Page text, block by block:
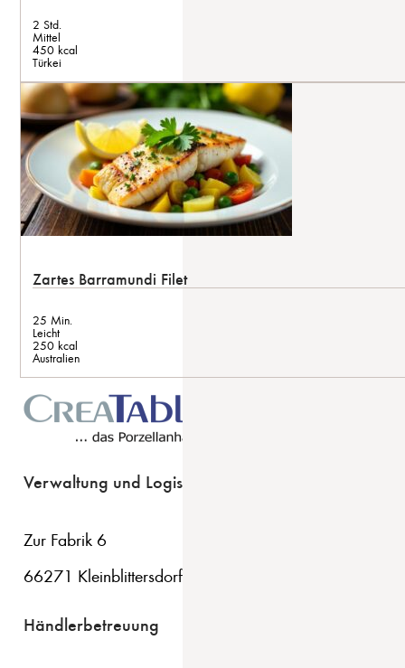
2 Std.
Mittel
450 kcal
Türkei
Zartes Barramundi Filet
25 Min.
Leicht
250 kcal
Australien
Verwaltung und Logistik
Zur Fabrik 6
66271 Kleinblittersdorf
Händlerbetreuung